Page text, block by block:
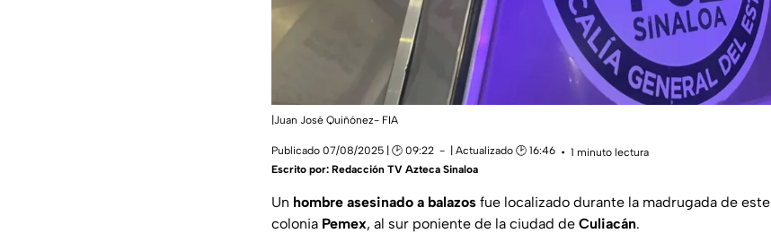
|Juan José Quiñónez- FIA
Publicado 07/08/2025 | 🕑 09:22 | Actualizado 🕑 16:46
1 minuto lectura
Escrito por: Redacción TV Azteca Sinaloa
Un hombre asesinado a balazos fue localizado durante la madrugada de este
colonia Pemex, al sur poniente de la ciudad de Culiacán.